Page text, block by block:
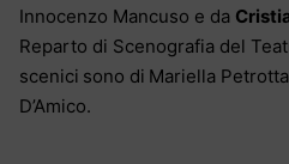
Innocenzo Mancuso e da
Reparto di Scenografia del
scenici sono di Mariella
D’Amico.